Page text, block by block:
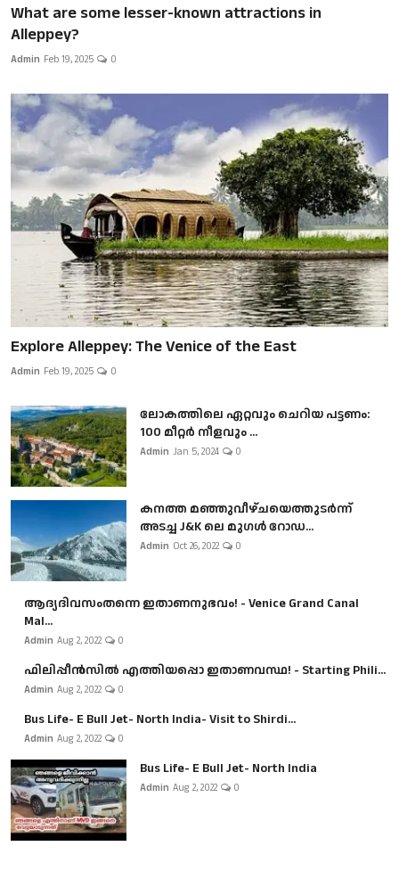
What are some lesser-known attractions in
Alleppey?
Admin Feb 19, 2025 0
Explore Alleppey: The Venice of the East
Admin Feb 19, 2025 0
ലോകത്തിലെ ഏറ്റവും ചെറിയ പട്ടണം:
100 മീറ്റർ നീളവും ...
Admin Jan 5, 2024 0
കനത്ത മഞ്ഞുവീഴ്ചയെത്തുടർന്ന്
അടച്ച J&K ലെ മുഗൾ റോഡ...
Admin Oct 26, 2022 0
ആദ്യദിവസംതന്നെ ഇതാണനുഭവം! - Venice Grand Canal
Mal...
Admin Aug 2, 2022 0
ഫിലിപ്പീൻസിൽ എത്തിയപ്പൊ ഇതാണവസ്ഥ! - Starting Phili...
Admin Aug 2, 2022 0
Bus Life- E Bull Jet- North India- Visit to Shirdi...
Admin Aug 2, 2022 0
Bus Life- E Bull Jet- North India
Admin Aug 2, 2022 0